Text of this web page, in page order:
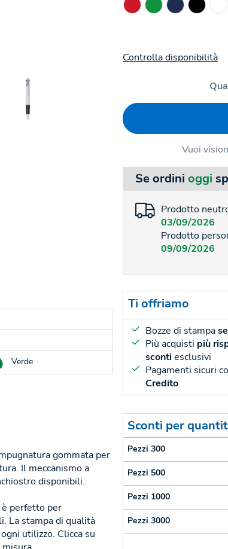
Controlla disponibilità
Vuoi
Se ordini oggi
Prodotto
03/09/2026
Prodotto
09/09/2026
Verde
gommata per
Il meccanismo a
disponibili.
è perfetto per
La stampa di qualità
utilizzo. Clicca su
Ti offriamo
Bozze di stampa
Più acquisti più
scontiesclusivi
Pagamenti sicuri
Credito
Sconti per
Pezzi 300
Pezzi 500
Pezzi 1000
Pezzi 3000